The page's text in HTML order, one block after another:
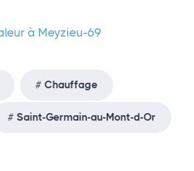
à Meyzieu-69
Chauffage
Saint-Germain-au-Mont-d-Or